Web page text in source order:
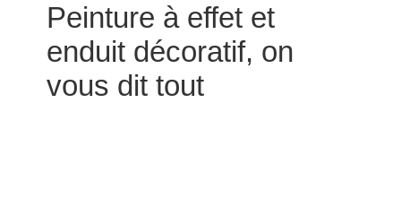
Peinture à effet et
enduit décoratif, on
vous dit tout